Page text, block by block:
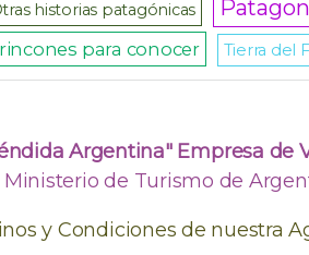
historias patagónicas
para conocer Tierra del
Argentina" Empresa de
de Turismo de
y Condiciones de nuestra